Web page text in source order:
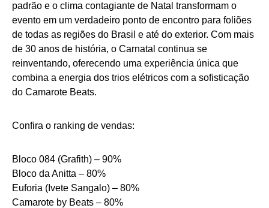
padrão e o clima contagiante de Natal transformam o
evento em um verdadeiro ponto de encontro para foliões
de todas as regiões do Brasil e até do exterior. Com mais
de 30 anos de história, o Carnatal continua se
reinventando, oferecendo uma experiência única que
combina a energia dos trios elétricos com a sofisticação
do Camarote Beats.
Confira o ranking de vendas:
Bloco 084 (Grafith) – 90%
Bloco da Anitta – 80%
Euforia (Ivete Sangalo) – 80%
Camarote by Beats – 80%